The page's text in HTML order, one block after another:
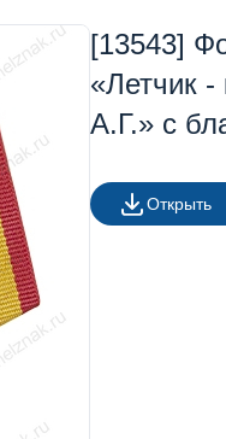
[13543]
«Летчик -
А.Г.» с
Открыть